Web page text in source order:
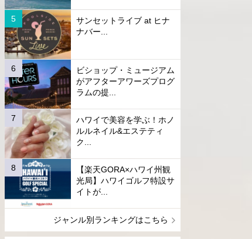
サンセットライブ at ヒナ
ナバー...
ビショップ・ミュージアム
がアフターアワーズプログ
ラムの提...
ハワイで美容を学ぶ！ホノ
ルルネイル&エステティ
ク...
【楽天GORA×ハワイ州観
光局】ハワイゴルフ特設サ
イトが...
ジャンル別ランキングはこちら